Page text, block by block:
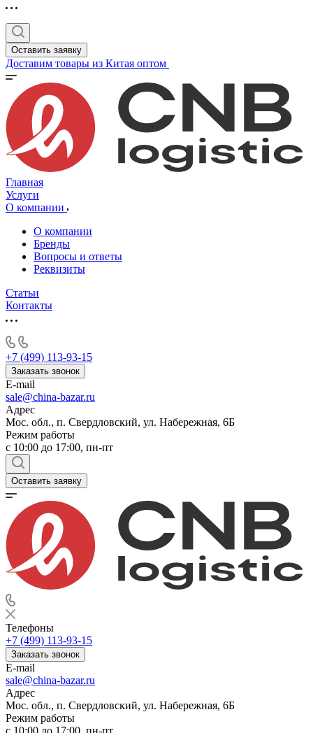
Оставить заявку
Доставим товары из Китая оптом
Главная
Услуги
О компании
О компании
Бренды
Вопросы и ответы
Реквизиты
Статьи
Контакты
+7 (499) 113-93-15
Заказать звонок
E-mail
sale@china-bazar.ru
Адрес
Мос. обл., п. Свердловский, ул. Набережная, 6Б
Режим работы
c 10:00 до 17:00, пн-пт
Оставить заявку
Телефоны
+7 (499) 113-93-15
Заказать звонок
E-mail
sale@china-bazar.ru
Адрес
Мос. обл., п. Свердловский, ул. Набережная, 6Б
Режим работы